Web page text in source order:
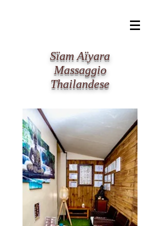
​Sïam Aïyara
Massaggio
Thailandese